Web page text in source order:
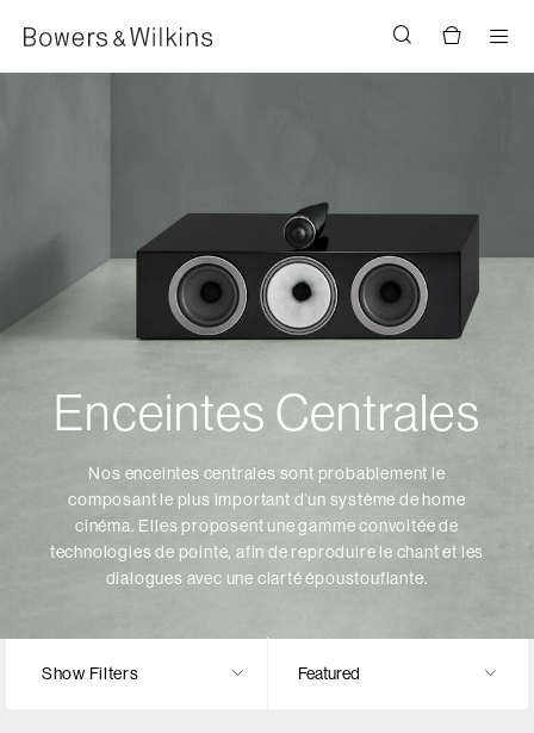
Enceintes Centrales
Nos enceintes centrales sont probablement le
composant le plus important d’un système de home
cinéma. Elles proposent une gamme convoitée de
technologies de pointe, afin de reproduire le chant et les
dialogues avec une clarté époustouflante.
Show Filters